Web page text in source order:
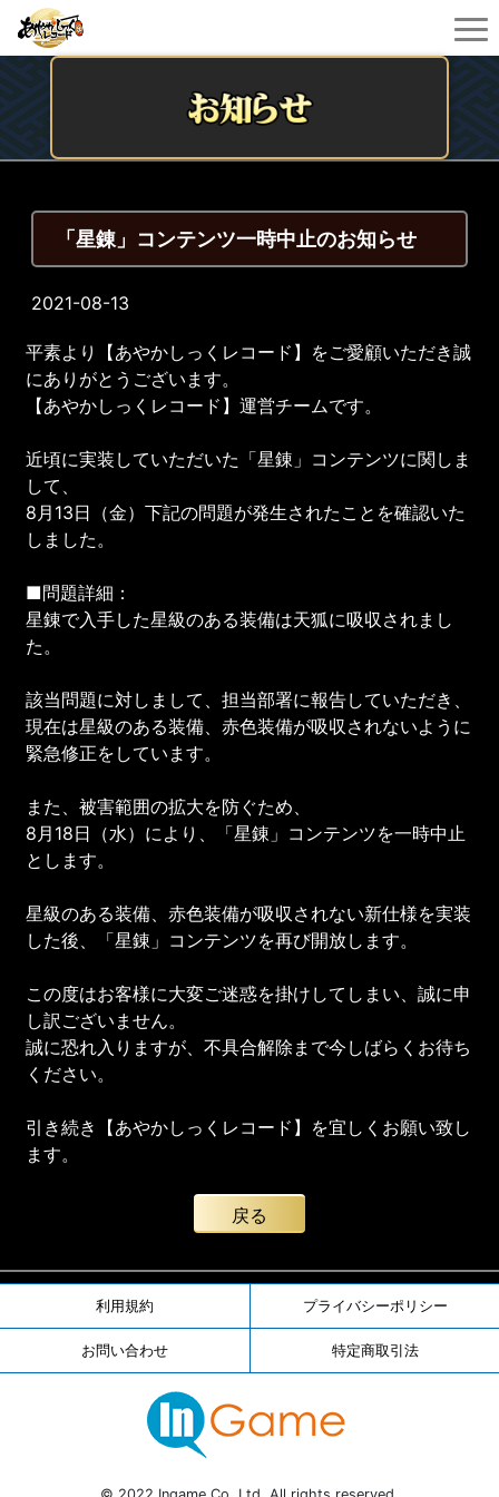
「星錬」コンテンツ一時中止のお知らせ
2021-08-13
平素より【あやかしっくレコード】をご愛顧いただき誠
にありがとうございます。
【あやかしっくレコード】運営チームです。
近頃に実装していただいた「星錬」コンテンツに関しま
して、
8月13日（金）下記の問題が発生されたことを確認いた
しました。
■問題詳細：
星錬で入手した星級のある装備は天狐に吸収されまし
た。
該当問題に対しまして、担当部署に報告していただき、
現在は星級のある装備、赤色装備が吸収されないように
緊急修正をしています。
また、被害範囲の拡大を防ぐため、
8月18日（水）により、「星錬」コンテンツを一時中止
とします。
星級のある装備、赤色装備が吸収されない新仕様を実装
した後、「星錬」コンテンツを再び開放します。
この度はお客様に大変ご迷惑を掛けしてしまい、誠に申
し訳ございません。
誠に恐れ入りますが、不具合解除まで今しばらくお待ち
ください。
引き続き【あやかしっくレコード】を宜しくお願い致し
ます。
戻る
利用規約 プライバシーポリシー
お問い合わせ 特定商取引法